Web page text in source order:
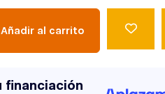
Añadir al carrito